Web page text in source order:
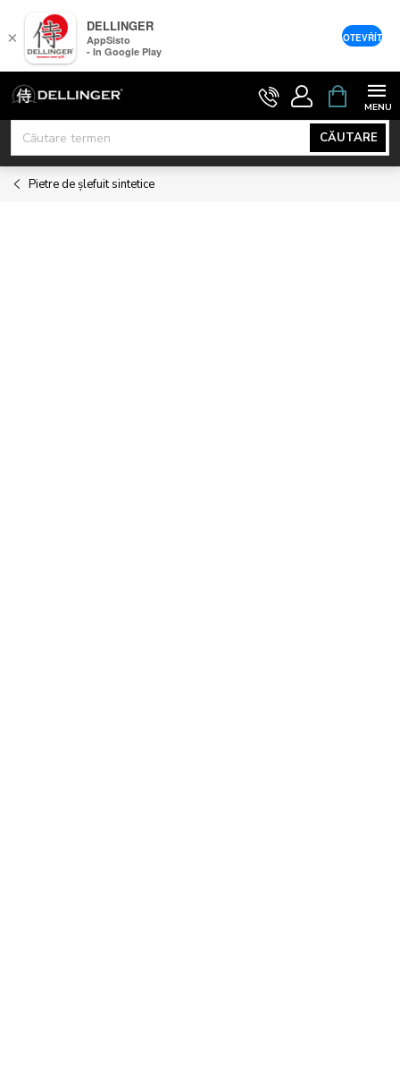
Treci
conținut
CĂUTARE
COŞ
DE
Pietre de șlefuit sintetice
×
DELLINGER
AppSisto
- In Google Play
OTEVŘÍT